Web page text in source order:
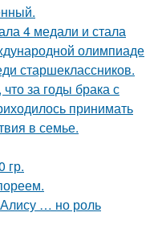
4 медали и стала
олимпиаде
старшеклассников.
за годы брака с
принимать
в семье.
гр.
… но роль